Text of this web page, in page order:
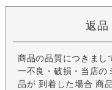
返品
商品の品質につきまし
一不良・破損・当店の
品が 到着した場合 商